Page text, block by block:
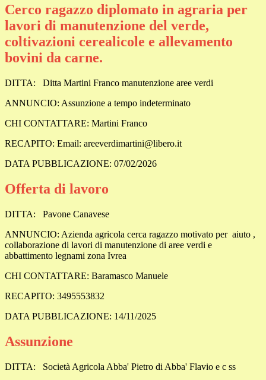
Cerco ragazzo diplomato in agraria per
lavori di manutenzione del verde,
coltivazioni cerealicole e allevamento
bovini da carne.
DITTA:
Ditta Martini Franco manutenzione aree verdi
ANNUNCIO: Assunzione a tempo indeterminato
CHI CONTATTARE: Martini Franco
RECAPITO: Email: areeverdimartini@libero.it
DATA PUBBLICAZIONE: 07/02/2026
Offerta di lavoro
DITTA:
Pavone Canavese
ANNUNCIO: Azienda agricola cerca ragazzo motivato per aiuto ,
collaborazione di lavori di manutenzione di aree verdi e
abbattimento legnami zona Ivrea
CHI CONTATTARE: Baramasco Manuele
RECAPITO: 3495553832
DATA PUBBLICAZIONE: 14/11/2025
Assunzione
DITTA:
Società Agricola Abba' Pietro di Abba' Flavio e c ss